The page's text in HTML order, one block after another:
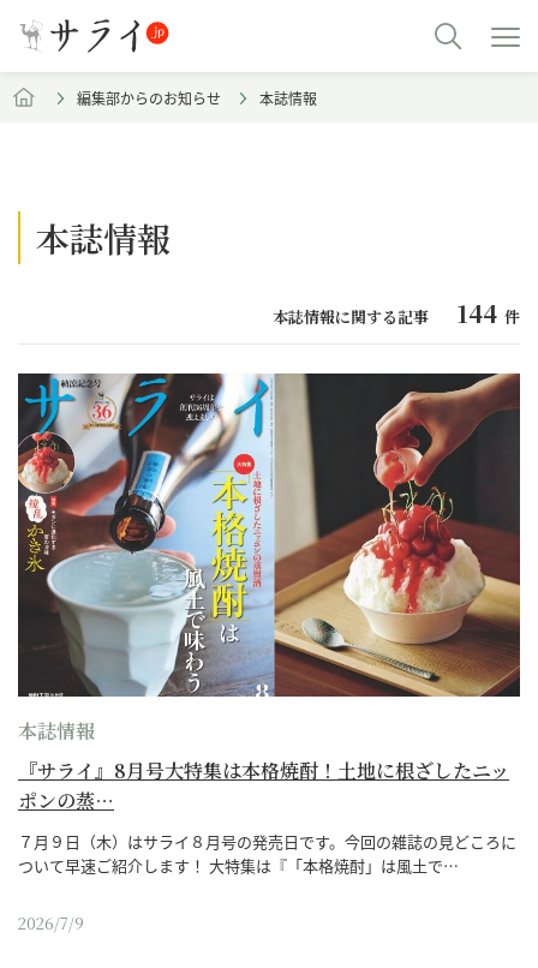
編集部からのお知らせ 本誌情報
本誌情報
本誌情報に関する記事 144 件
本誌情報
『サライ』8月号大特集は本格焼酎！土地に根ざしたニッ
ポンの蒸…
７月９日（木）はサライ８月号の発売日です。今回の雑誌の見どころに
ついて早速ご紹介します！ 大特集は『「本格焼酎」は風土で…
2026/7/9